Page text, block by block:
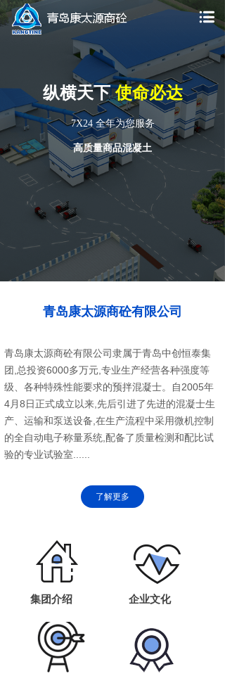
纵横天下使命必达
7X24 全年为您服务
高质量商品混凝土
了解更多
青岛康太源商砼有限公司隶属于青岛中创恒泰集
团,总投资6000多万元,专业生产经营各种强度等
级、各种特殊性能要求的预拌混凝士。自2005年
4月8日正式成立以来,先后引进了先进的混凝士生
产、运输和泵送设备,在生产流程中采用微机控制
的全自动电子称量系统,配备了质量检测和配比试
验的专业试验室......
集团介绍
青岛康太源商砼有限公司
企业文化